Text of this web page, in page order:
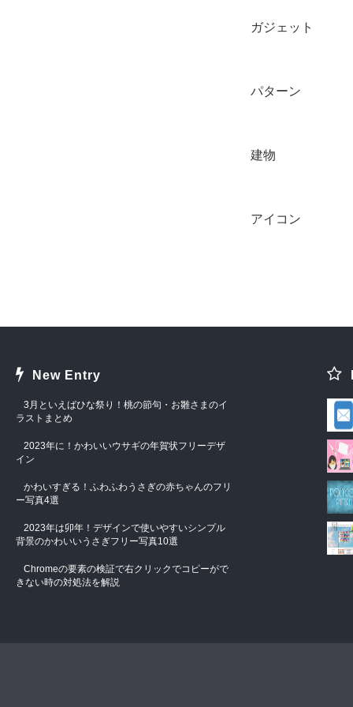
ガジェット
パターン
建物
アイコン
New Entry
3月といえばひな祭り！桃の節句・お雛さまのイ
ラストまとめ
2023年に！かわいいウサギの年賀状フリーデザ
イン
かわいすぎる！ふわふわうさぎの赤ちゃんのフリ
ー写真4選
2023年は卯年！デザインで使いやすいシンプル
背景のかわいいうさぎフリー写真10選
Chromeの要素の検証で右クリックでコピーがで
きない時の対処法を解説